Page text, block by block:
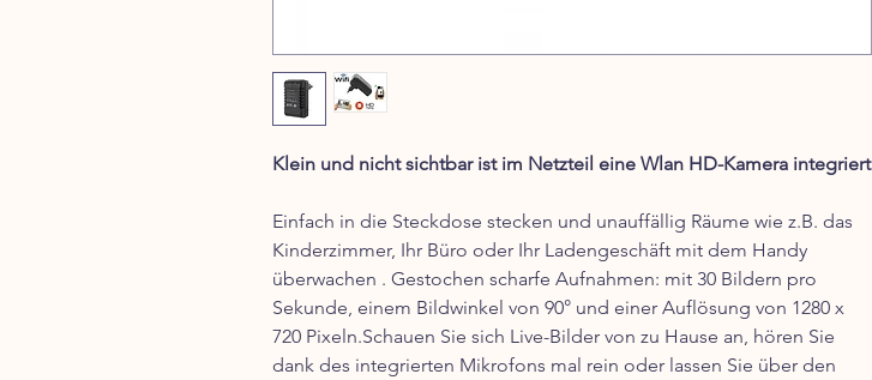
Klein und nicht sichtbar ist im Netzteil eine Wlan HD-Kamera integriert
Einfach in die Steckdose stecken und unauffällig Räume wie z.B. das
Kinderzimmer, Ihr Büro oder Ihr Ladengeschäft mit dem Handy
überwachen . Gestochen scharfe Aufnahmen: mit 30 Bildern pro
Sekunde, einem Bildwinkel von 90° und einer Auflösung von 1280 x
720 Pixeln.Schauen Sie sich Live-Bilder von zu Hause an, hören Sie
dank des integrierten Mikrofons mal rein oder lassen Sie über den